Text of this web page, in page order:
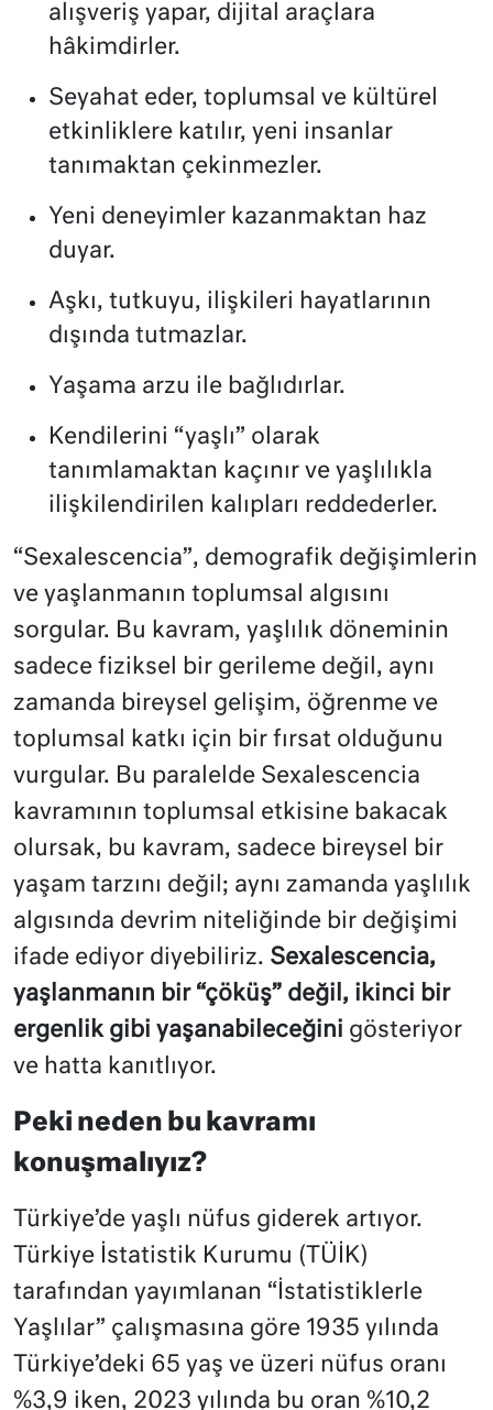
alışveriş yapar, dijital araçlara
hâkimdirler.
Seyahat eder, toplumsal ve kültürel
etkinliklere katılır, yeni insanlar
tanımaktan çekinmezler.
Yeni deneyimler kazanmaktan haz
duyar.
Aşkı, tutkuyu, ilişkileri hayatlarının
dışında tutmazlar.
Yaşama arzu ile bağlıdırlar.
Kendilerini “yaşlı” olarak
tanımlamaktan kaçınır ve yaşlılıkla
ilişkilendirilen kalıpları reddederler.
“Sexalescencia”, demografik değişimlerin
ve yaşlanmanın toplumsal algısını
sorgular. Bu kavram, yaşlılık döneminin
sadece fiziksel bir gerileme değil, aynı
zamanda bireysel gelişim, öğrenme ve
toplumsal katkı için bir fırsat olduğunu
vurgular. Bu paralelde Sexalescencia
kavramının toplumsal etkisine bakacak
olursak, bu kavram, sadece bireysel bir
yaşam tarzını değil; aynı zamanda yaşlılık
algısında devrim niteliğinde bir değişimi
ifade ediyor diyebiliriz. Sexalescencia,
yaşlanmanın bir “çöküş” değil, ikinci bir
ergenlik gibi yaşanabileceğini gösteriyor
ve hatta kanıtlıyor.
Peki neden bu kavramı
konuşmalıyız?
Türkiye’de yaşlı nüfus giderek artıyor.
Türkiye İstatistik Kurumu (TÜİK)
tarafından yayımlanan “İstatistiklerle
Yaşlılar” çalışmasına göre 1935 yılında
Türkiye’deki 65 yaş ve üzeri nüfus oranı
%3,9 iken, 2023 yılında bu oran %10,2